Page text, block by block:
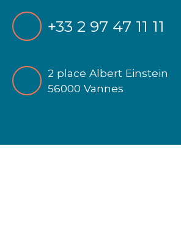
+33 2 97 47 11 11
2 place Albert Einstein
56000 Vannes